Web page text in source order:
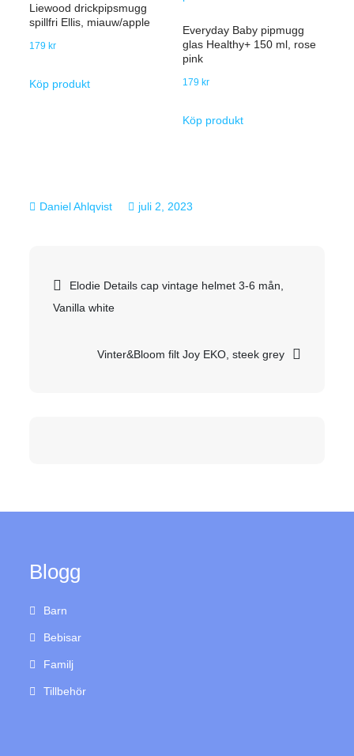
Liewood drickpipsmugg
spillfri Ellis, miauw/apple
179kr
Köp produkt
Everyday Baby pipmugg
glas Healthy+ 150 ml, rose
pink
179kr
Köp produkt
juli 2, 2023
Inläggsnavigering
Elodie Details cap vintage helmet 3-6 mån,
Vanilla white
Vinter&Bloom filt Joy EKO, steek grey
Blogg
Barn
Bebisar
Familj
Tillbehör